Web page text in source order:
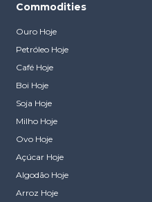
Commodities
Ouro Hoje
Petróleo Hoje
Café Hoje
Boi Hoje
Soja Hoje
Milho Hoje
Ovo Hoje
Açúcar Hoje
Algodão Hoje
Arroz Hoje